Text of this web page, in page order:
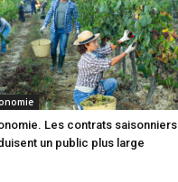
Les contrats saisonniers
un public plus large